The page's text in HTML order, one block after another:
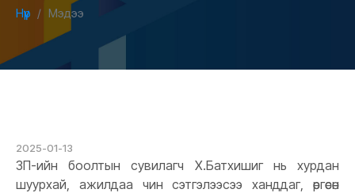
Нүүр Мэдээ
2025-01-13
ЗП-ийн боолтын сувилагч Х.Батхишиг нь хурдан
шуурхай, ажилдаа чин сэтгэлээсээ ханддаг, өргөсөн